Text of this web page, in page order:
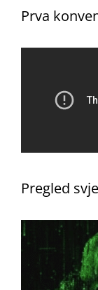
Prva
Pregled